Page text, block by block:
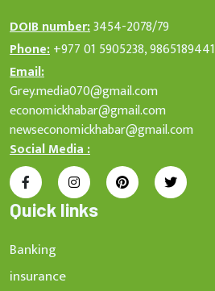
DOIB number:3454-2078/79
Phone:+977 01 5905238, 9865189441
Email:
Grey.media070@gmail.com
economickhabar@gmail.com
newseconomickhabar@gmail.com
Social Media :
Quick links
Banking
insurance